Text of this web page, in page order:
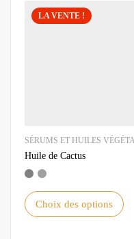
LA VENTE !
SÉRUMS ET HUILES
Huile de Cactus
Choix des options